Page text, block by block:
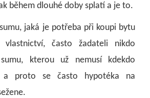
během dlouhé doby splatí a je to.
jaká je potřeba při koupi bytu
často žadateli nikdo
kterou už nemusí kdekdo
a proto se často hypotéka na